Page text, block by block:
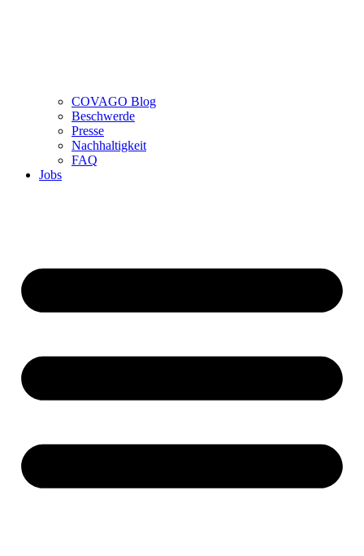
COVAGO Blog
Beschwerde
Presse
Nachhaltigkeit
FAQ
Jobs